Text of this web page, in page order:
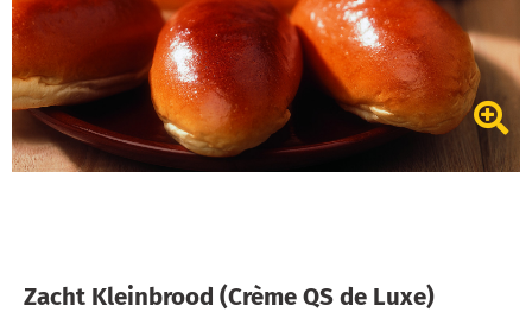
Zacht Kleinbrood (Crème QS de Luxe)